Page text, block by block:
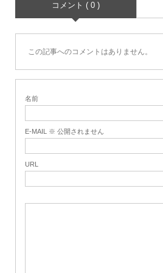
コメント ( 0 )
この記事へのコメントはありません。
名前
E-MAIL ※ 公開されません
URL